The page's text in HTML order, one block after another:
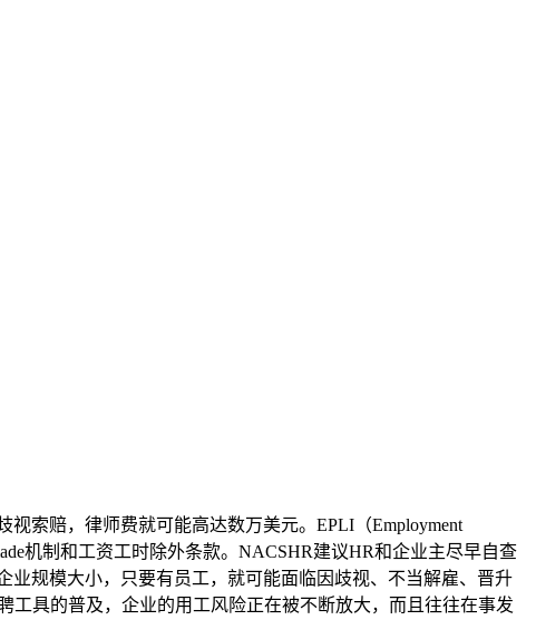
索赔，律师费就可能高达数万美元。EPLI（Employment
机制和工资工时除外条款。NACSHR建议HR和企业主尽早自查
规模大小，只要有员工，就可能面临因歧视、不当解雇、晋升
具的普及，企业的用工风险正在被不断放大，而且往往在事发